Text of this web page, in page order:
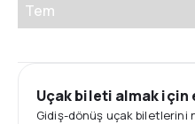
Tem
Uçak bileti almak için
Gidiş-dönüş uçak biletlerini